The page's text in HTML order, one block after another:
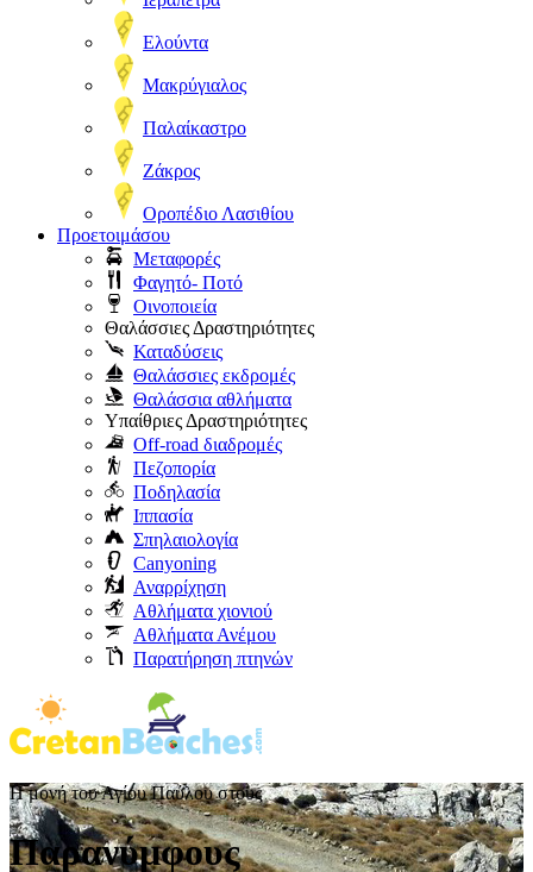
Ελούντα
Μακρύγιαλος
Παλαίκαστρο
Ζάκρος
Οροπέδιο Λασιθίου
Προετοιμάσου
Μεταφορές
Φαγητό- Ποτό
Οινοποιεία
Θαλάσσιες Δραστηριότητες
Καταδύσεις
Θαλάσσιες εκδρομές
Θαλάσσια αθλήματα
Υπαίθριες Δραστηριότητες
Off-road διαδρομές
Πεζοπορία
Ποδηλασία
Ιππασία
Σπηλαιολογία
Canyoning
Αναρρίχηση
Αθλήματα χιονιού
Αθλήματα Ανέμου
Παρατήρηση πτηνών
Η μονή του Αγίου Παύλου στους
Παρανύμφους